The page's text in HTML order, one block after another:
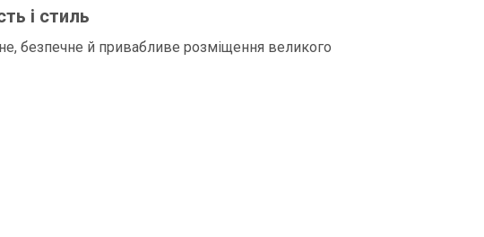
і стиль
безпечне й привабливе розміщення великого